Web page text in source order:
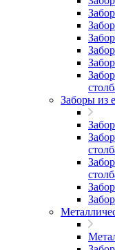
Заборы из